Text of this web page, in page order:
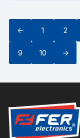
← 1 2
9 10 →